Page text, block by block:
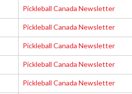
Pickleball Canada Newsletter
Pickleball Canada Newsletter
Pickleball Canada Newsletter
Pickleball Canada Newsletter
Pickleball Canada Newsletter